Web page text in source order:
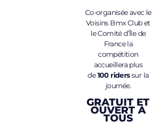
Co-organisée avec le
Voisins Bmx Club et
le Comité d’Île de
France la
compétition
accueillera plus
de100 riderssur la
journée.
GRATUIT ET
OUVERT À
TOUS